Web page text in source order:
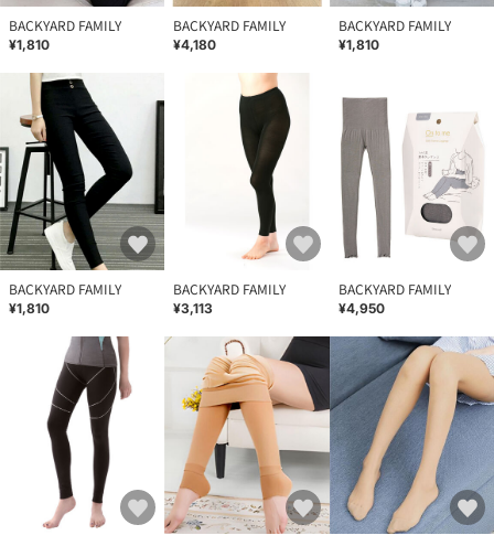
BACKYARD FAMILY
¥1,810
BACKYARD FAMILY
¥4,180
BACKYARD FAMILY
¥1,810
BACKYARD FAMILY
¥1,810
BACKYARD FAMILY
¥3,113
BACKYARD FAMILY
¥4,950